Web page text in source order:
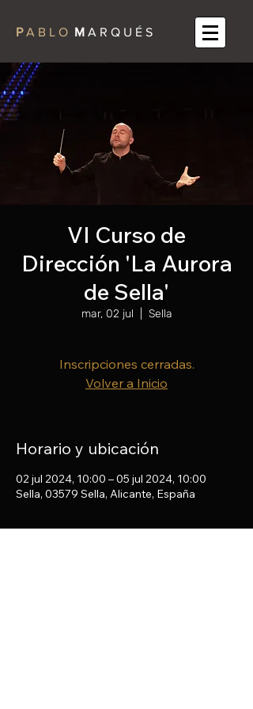
PA B L O M A R Q U É S
VI Curso de
Dirección 'La Aurora
de Sella'
mar, 02 jul Sella
Inscripciones cerradas.
Volver a Inicio
Horario y ubicación
02 jul 2024, 10:00 – 05 jul 2024, 10:00
Sella, 03579 Sella, Alicante, España